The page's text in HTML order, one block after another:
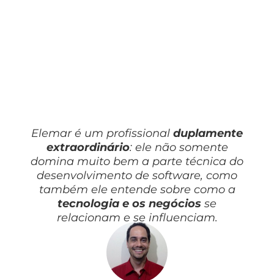
Elemar é um profissional duplamente
extraordinário: ele não somente
domina muito bem a parte técnica do
desenvolvimento de software, como
também ele entende sobre como a
tecnologia e os negócios se
relacionam e se influenciam.